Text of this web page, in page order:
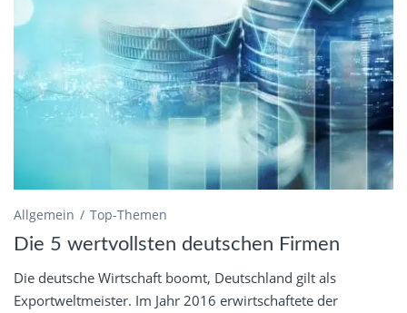
Allgemein Top-Themen
Die 5 wertvollsten deutschen Firmen
Die deutsche Wirtschaft boomt, Deutschland gilt als
Exportweltmeister. Im Jahr 2016 erwirtschaftete der